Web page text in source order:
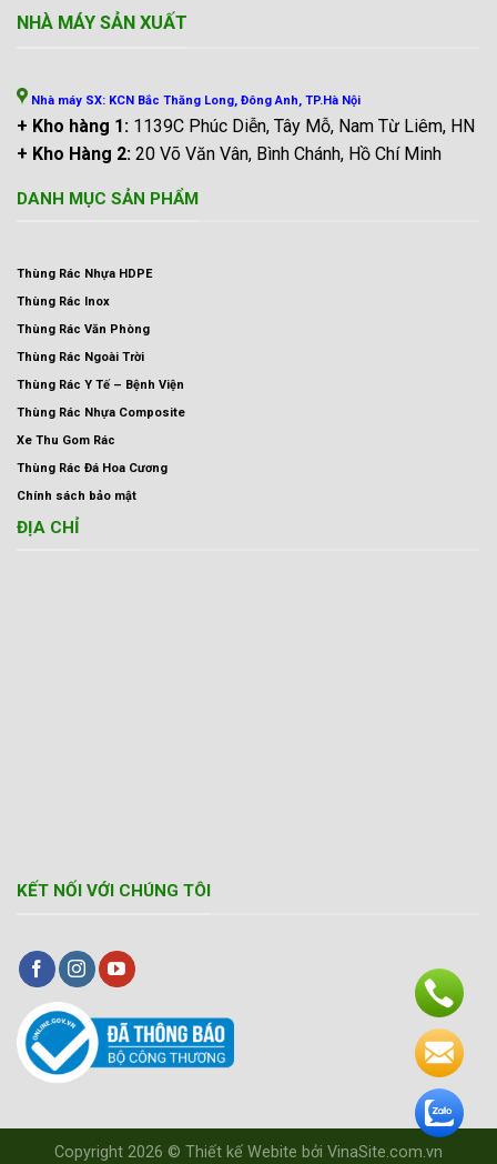
NHÀ MÁY SẢN XUẤT
Nhà máy SX: KCN Bắc Thăng Long, Đông Anh, TP.Hà Nội
+ Kho hàng 1: 1139C Phúc Diễn, Tây Mỗ, Nam Từ Liêm, HN
+ Kho Hàng 2: 20 Võ Văn Vân, Bình Chánh, Hồ Chí Minh
DANH MỤC SẢN PHẨM
Thùng Rác Nhựa HDPE
Thùng Rác Inox
Thùng Rác Văn Phòng
Thùng Rác Ngoài Trời
Thùng Rác Y Tế – Bệnh Viện
Thùng Rác Nhựa Composite
Xe Thu Gom Rác
Thùng Rác Đá Hoa Cương
Chính sách bảo mật
ĐỊA CHỈ
KẾT NỐI VỚI CHÚNG TÔI
Copyright 2026 © Thiết kế Webite bởi VinaSite.com.vn